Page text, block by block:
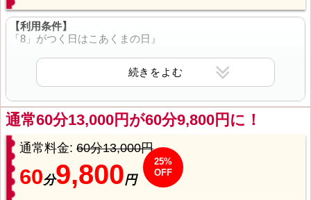
【利用条件】
「8」がつく日はこあくまの日』
がつく日は+10分
7０分
１０,５００円
１００分
１５,５００円
通常60分13,000円が60分9,800円に！
通常料金: 60分13,000円
60分9,800円
25%
OFF